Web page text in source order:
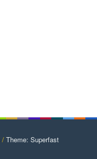
/ Theme: Superfast